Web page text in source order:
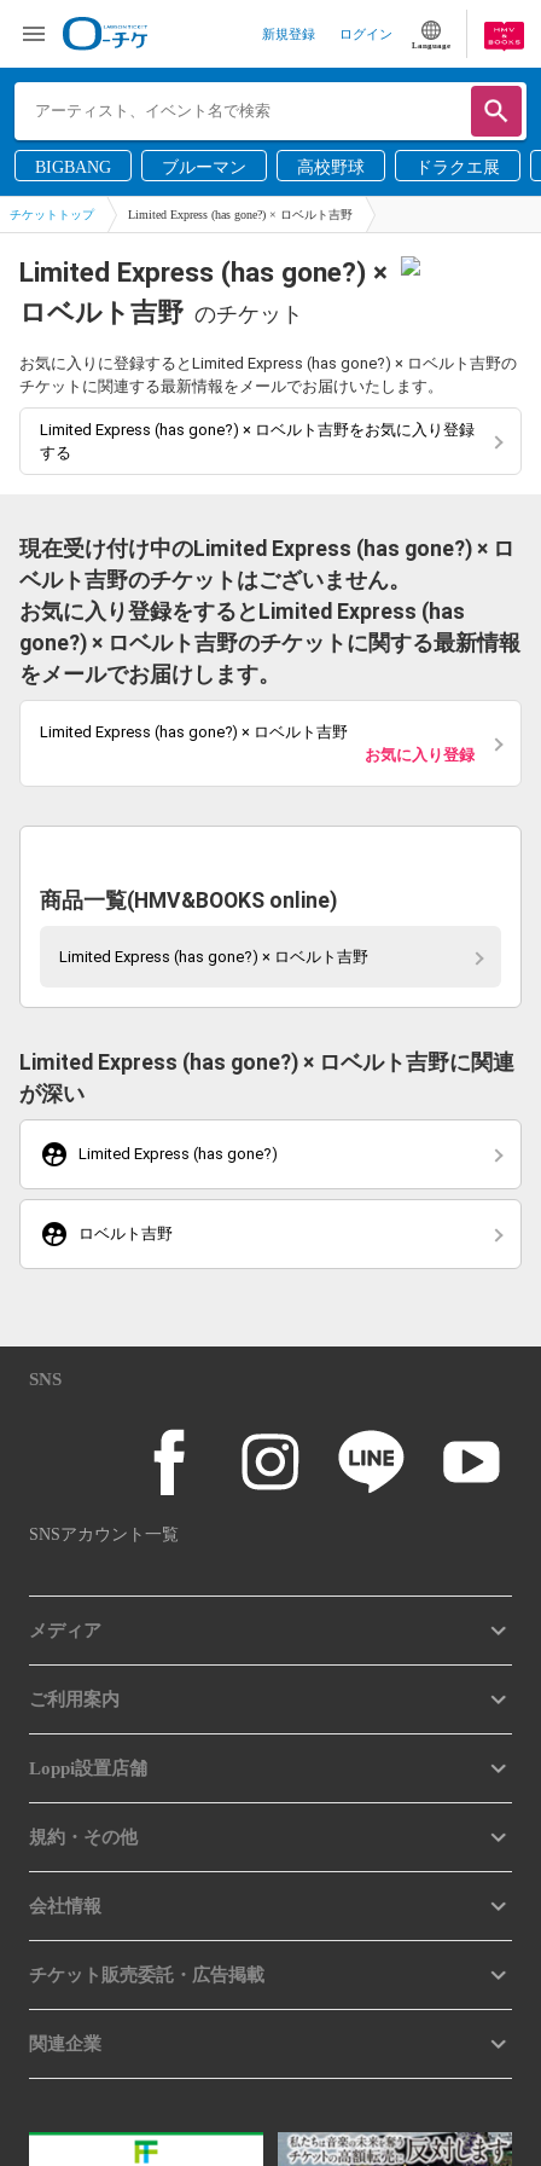
新規登録 ログイン
Language
BIGBANG ブルーマン 高校野球 ドラクエ展
チケットトップ Limited Express (has gone?) × ロベルト吉野
Limited Express (has gone?) ×
ロベルト吉野 のチケット
お気に入りに登録するとLimited Express (has gone?) × ロベルト吉野の
チケットに関連する最新情報をメールでお届けいたします。
Limited Express (has gone?) × ロベルト吉野をお気に入り登録
する
現在受け付け中のLimited Express (has gone?) × ロ
ベルト吉野のチケットはございません。
お気に入り登録をするとLimited Express (has
gone?) × ロベルト吉野のチケットに関する最新情報
をメールでお届けします。
Limited Express (has gone?) × ロベルト吉野
お気に入り登録
商品一覧(HMV&BOOKS online)
Limited Express (has gone?) × ロベルト吉野
Limited Express (has gone?) × ロベルト吉野に関連
が深い
supervised_user_circle Limited Express (has gone?)
supervised_user_circle ロベルト吉野
SNS
SNSアカウント一覧
メディア
ご利用案内
Loppi設置店舗
規約・その他
会社情報
チケット販売委託・広告掲載
関連企業